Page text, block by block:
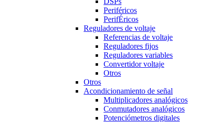
Periféricos
PerifÉricos
Reguladores de voltaje
Referencias de voltaje
Reguladores fijos
Reguladores variables
Convertidor voltaje
Otros
Otros
Acondicionamiento de señal
Multiplicadores analógicos
Conmutadores analógicos
Potenciómetros digitales